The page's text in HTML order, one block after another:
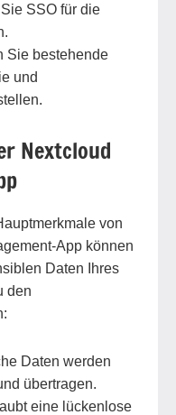
SSO für die
Sie bestehende
und
Nextcloud
von
App können
Daten Ihres
den
Daten werden
übertragen.
eine lückenlose